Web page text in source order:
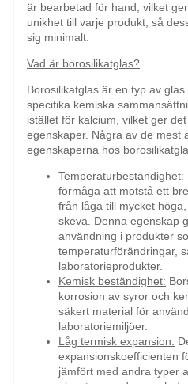
är bearbetad för hand, vilket
unikhet till varje produkt, så
sig minimalt.
Vad är borosilikatglas?
Borosilikatglas är en typ av
specifika kemiska
istället för kalcium, vilket ger
egenskaper. Några av de mest
egenskaperna hos
Temperaturbeständighet:
förmåga att motstå ett
från låga till mycket
skeva. Denna egenskap
användning i produkter
temperaturförändringar,
laboratorieprodukter.
Kemisk beständighet:
korrosion av syror och
säkert material för
laboratoriemiljöer.
Låg termisk expansion:
expansionskoefficienten
jämfört med andra typer